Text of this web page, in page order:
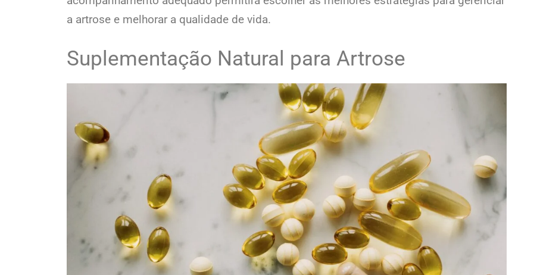
a artrose e melhorar a qualidade de vida.
Suplementação Natural para Artrose